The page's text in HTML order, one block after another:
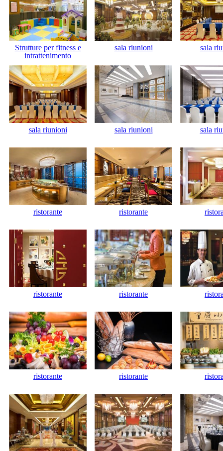
Strutture per fitness e
intrattenimento
sala riunioni sala
sala riunioni sala riunioni sala
ristorante ristorante
ristorante ristorante
ristorante ristorante